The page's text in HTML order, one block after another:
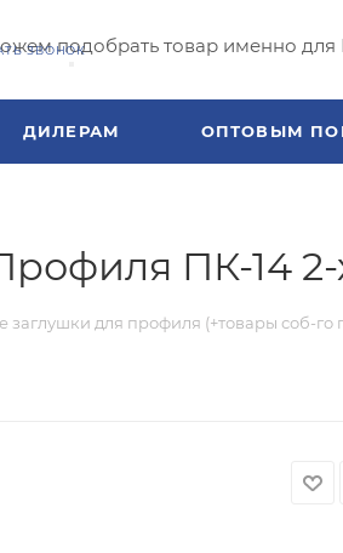
подобрать товар именно для
ЗВОНОК
ДИЛЕРАМ ОПТОВЫМ
ПК-14
заглушки для профиля (+товары соб-го